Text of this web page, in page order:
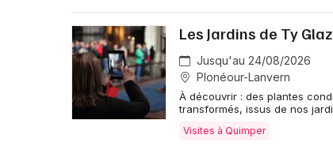
Les Jardins de Ty
Jusqu'au 24/08/2026
Plonéour-Lanvern
À découvrir : des plantes
transformés, issus de nos
Visites à Quimper